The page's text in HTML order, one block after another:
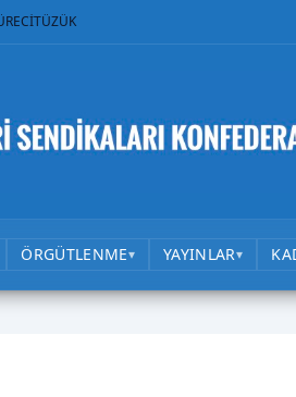
TÜZÜK
ÖRGÜTLENME▾ YAYINLAR▾